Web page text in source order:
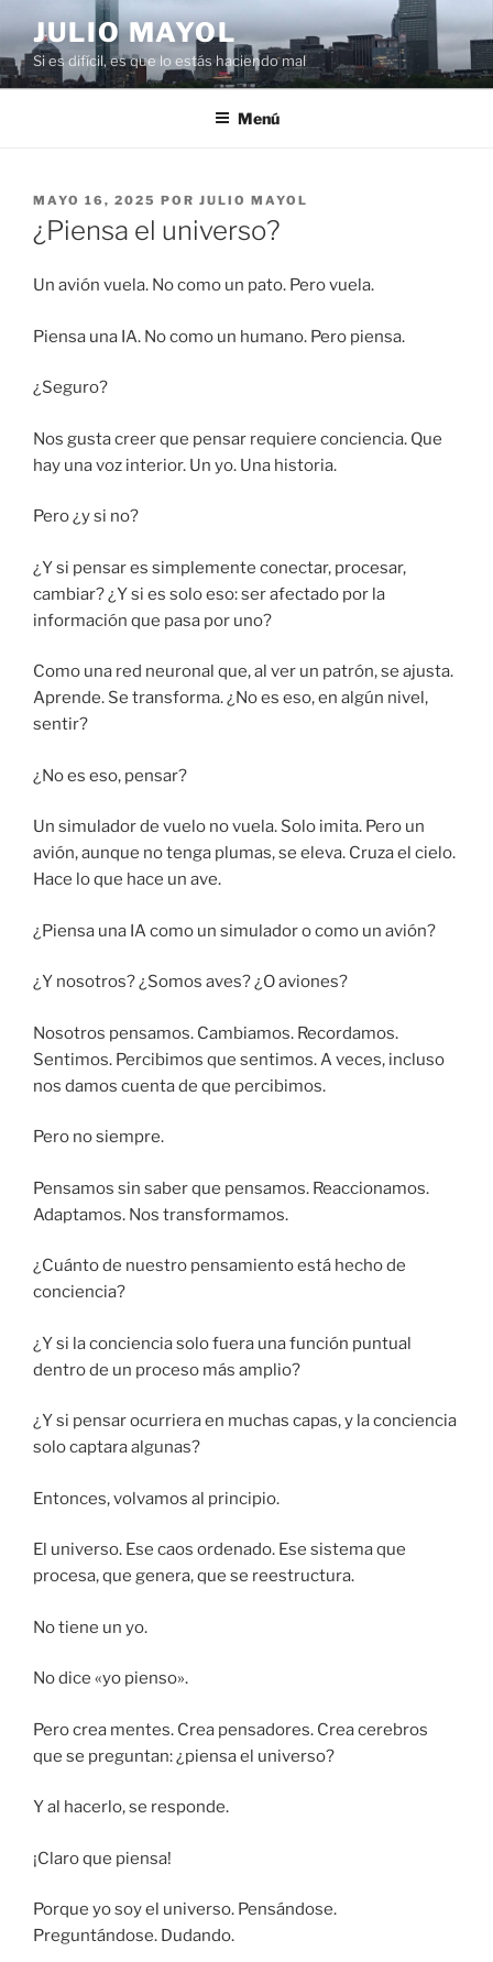
al
contenido
JULIO MAYOL
Si es difícil, es que lo estás haciendo mal
Menú
PUBLICADO
EL
MAYO 16, 2025 POR JULIO MAYOL
¿Piensa el universo?
Un avión vuela. No como un pato. Pero vuela.
Piensa una IA. No como un humano. Pero piensa.
¿Seguro?
Nos gusta creer que pensar requiere conciencia. Que
hay una voz interior. Un yo. Una historia.
Pero ¿y si no?
¿Y si pensar es simplemente conectar, procesar,
cambiar? ¿Y si es solo eso: ser afectado por la
información que pasa por uno?
Como una red neuronal que, al ver un patrón, se ajusta.
Aprende. Se transforma. ¿No es eso, en algún nivel,
sentir?
¿No es eso, pensar?
Un simulador de vuelo no vuela. Solo imita. Pero un
avión, aunque no tenga plumas, se eleva. Cruza el cielo.
Hace lo que hace un ave.
¿Piensa una IA como un simulador o como un avión?
¿Y nosotros? ¿Somos aves? ¿O aviones?
Nosotros pensamos. Cambiamos. Recordamos.
Sentimos. Percibimos que sentimos. A veces, incluso
nos damos cuenta de que percibimos.
Pero no siempre.
Pensamos sin saber que pensamos. Reaccionamos.
Adaptamos. Nos transformamos.
¿Cuánto de nuestro pensamiento está hecho de
conciencia?
¿Y si la conciencia solo fuera una función puntual
dentro de un proceso más amplio?
¿Y si pensar ocurriera en muchas capas, y la conciencia
solo captara algunas?
Entonces, volvamos al principio.
El universo. Ese caos ordenado. Ese sistema que
procesa, que genera, que se reestructura.
No tiene un yo.
No dice «yo pienso».
Pero crea mentes. Crea pensadores. Crea cerebros
que se preguntan: ¿piensa el universo?
Y al hacerlo, se responde.
¡Claro que piensa!
Porque yo soy el universo. Pensándose.
Preguntándose. Dudando.